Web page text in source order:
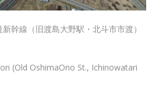
幹線（旧渡島大野駅・北斗市市渡）
(Old OshimaOno St., Ichinowatari